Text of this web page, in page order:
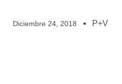
Diciembre 24, 2018 P+V